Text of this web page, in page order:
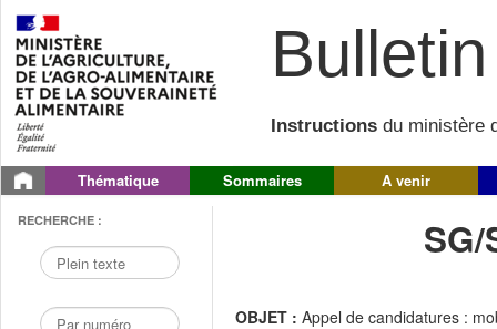
Instructions du ministère
Thématique Sommaires A venir
RECHERCHE : SG/
OBJET : Appel de candidatures :